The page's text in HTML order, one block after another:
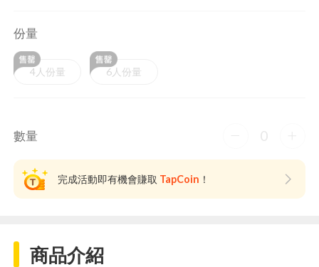
份量
4人份量 6人份量
數量 0
完成活動即有機會賺取 TapCoin ！
商品介紹